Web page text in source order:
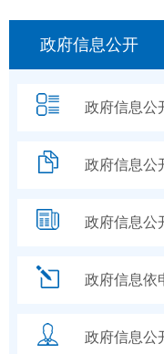
政府信息公开
政府信息公
政府信息公
政府信息公
政府信息依
政府信息公